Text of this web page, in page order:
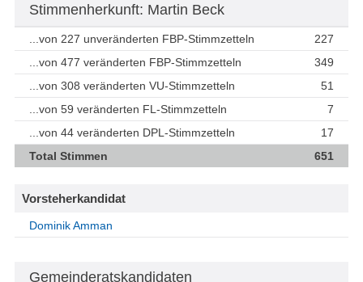
Stimmenherkunft: Martin Beck
...von 227 unveränderten FBP-Stimmzetteln
227
...von 477 veränderten FBP-Stimmzetteln
349
...von 308 veränderten VU-Stimmzetteln
51
...von 59 veränderten FL-Stimmzetteln
7
...von 44 veränderten DPL-Stimmzetteln
17
Total Stimmen
651
Vorsteherkandidat
Dominik Amman
Gemeinderatskandidaten